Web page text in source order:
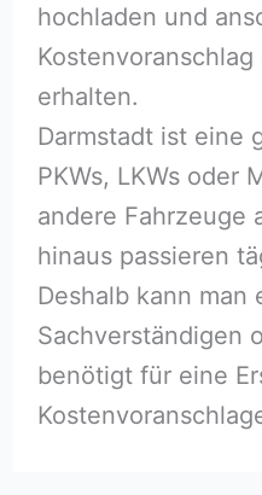
hochladen und
erhalten.
Darmstadt ist eine
PKWs, LKWs oder
andere Fahrzeuge
hinaus passieren
Deshalb kann man
Sachverständigen
benötigt für eine